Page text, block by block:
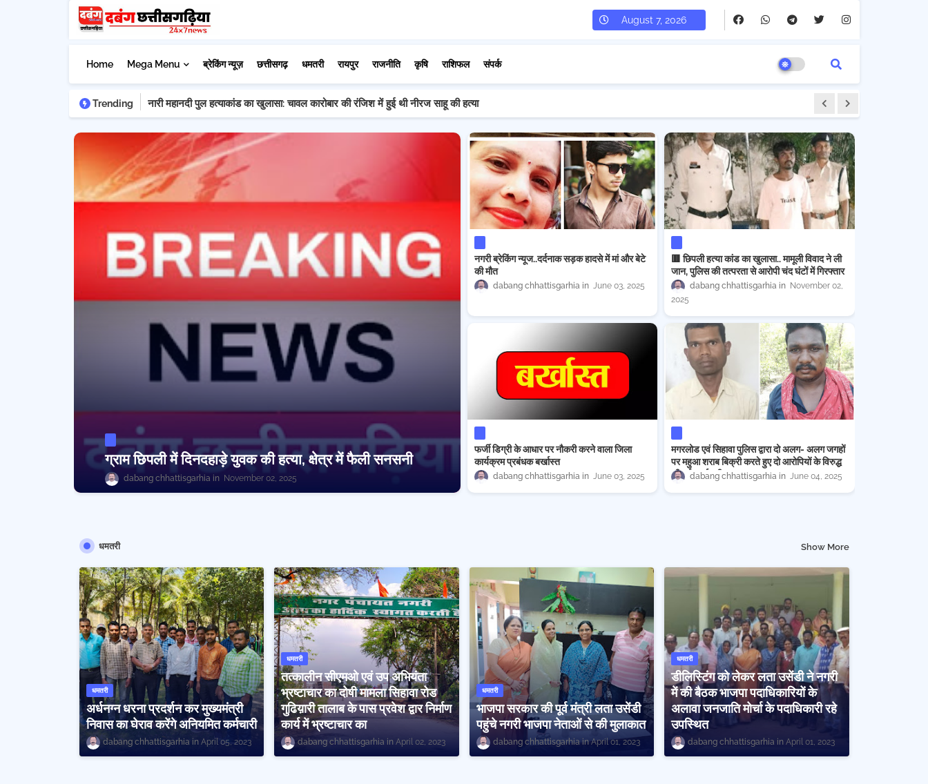
August 7, 2026
Home Mega Menu ब्रेकिंग न्यूज़ छत्तीसगढ़ धमतरी रायपुर राजनीति कृषि राशिफल संपर्क
Trending नारी महानदी पुल हत्याकांड का खुलासा: चावल कारोबार की रंजिश में हुई थी नीरज साहू की हत्या
ग्राम छिपली में दिनदहाड़े युवक की हत्या, क्षेत्र में फैली सनसनी
dabang chhattisgarhia November 02, 2025
नगरी ब्रेकिंग न्यूज..दर्दनाक सड़क हादसे में मां और बेटे
की मौत
dabang chhattisgarhia June 03, 2025
🟥 छिपली हत्या कांड का खुलासा.. मामूली विवाद ने ली
जान, पुलिस की तत्परता से आरोपी चंद घंटों में गिरफ्तार
dabang chhattisgarhia
November 02,
2025
फर्जी डिग्री के आधार पर नौकरी करने वाला जिला
कार्यक्रम प्रबंधक बर्खास्त
dabang chhattisgarhia June 03, 2025
मगरलोड एवं सिहावा पुलिस द्वारा दो अलग- अलग जगहों
पर महुआ शराब बिक्री करते हुए दो आरोपियों के विरुद्ध
की गई कार्यवाही
dabang chhattisgarhia June 04, 2025
धमतरी Show More
धमतरी
अर्धनग्न धरना प्रदर्शन कर मुख्यमंत्री
निवास का घेराव करेंगे अनियमित कर्मचारी
dabang chhattisgarhia April 05, 2023
धमतरी
तत्कालीन सीएमओ एवं उप अभियंता
भ्रष्टाचार का दोषी मामला सिहावा रोड
गुढिय़ारी तालाब के पास प्रवेश द्वार निर्माण
कार्य में भ्रष्टाचार का
dabang chhattisgarhia April 02, 2023
धमतरी
भाजपा सरकार की पूर्व मंत्री लता उसेंडी
पहुंचे नगरी भाजपा नेताओं से की मुलाकात
dabang chhattisgarhia April 01, 2023
धमतरी
डीलिस्टिंग को लेकर लता उसेंडी ने नगरी
में की बैठक भाजपा पदाधिकारियों के
अलावा जनजाति मोर्चा के पदाधिकारी रहे
उपस्थित
dabang chhattisgarhia April 01, 2023